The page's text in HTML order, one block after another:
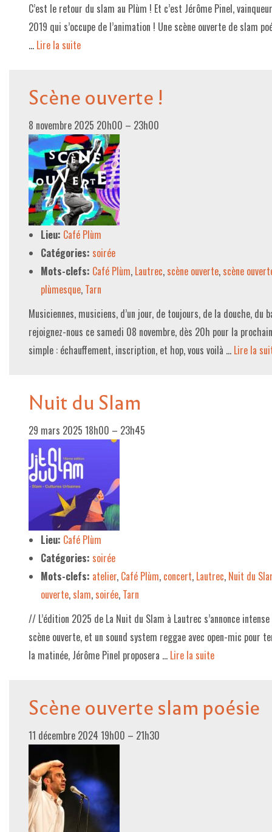
C’est le retour du slam au Plùm ! Et c’est Jérôme Pinel,
2019 qui s’occupe de l’animation ! Une scène ouverte de slam
… Lire la suite­­
Scène ouverte !
8 novembre 2025 20h00 – 23h00
Lieu: Café Plùm
Catégories: soirée
Mots-clefs: Café Plùm, Lautrec, scène ouverte, scène
plùmesque, Tarn
Musiciennes, musiciens, d’un jour, de toujours, de la douche, du
rejoignez-nous ce samedi 08 novembre, dès 20h pour la
simple : échauffement, inscription, et hop, vous voilà … Lire la
Nuit du Slam
29 mars 2025 18h00 – 23h45
Lieu: Café Plùm
Catégories: soirée
Mots-clefs: atelier, Café Plùm, concert, Lautrec, Nuit du
ouverte, slam, soirée, Tarn
// L’édition 2025 de La Nuit du Slam à Lautrec s’annonce
scène ouverte, et un sound system reggae avec open-mic pour
la matinée, Jérôme Pinel proposera … Lire la suite­­
Scène ouverte slam poésie
11 décembre 2024 19h00 – 21h30